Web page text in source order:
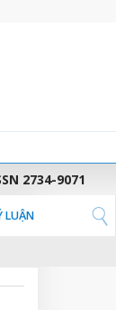
2734-9071
LUẬN
THẦN ĐỊNH